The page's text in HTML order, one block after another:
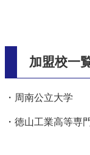
加盟校一
・周南公立大学
・徳山工業高等専